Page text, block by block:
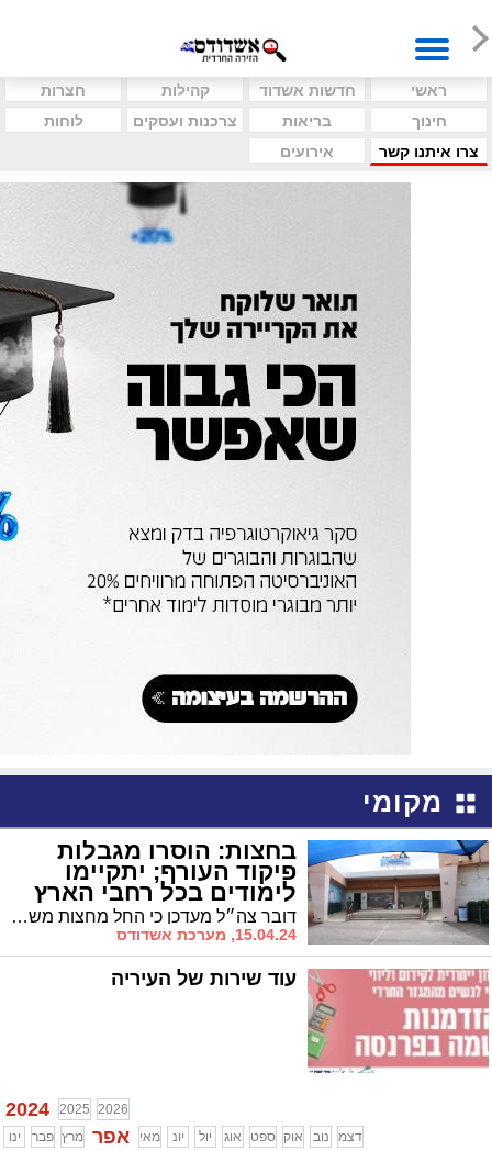
ראשי חדשות אשדוד קהילות
חצרות
חינוך
בריאות צרכנות ועסקים
לוחות
צרו איתנו קשר
אירועים
מקומי
בחצות: הוסרו מגבלות
פיקוד העורף; יתקיימו
לימודים בכל רחבי הארץ
דובר צה״ל מעדכן כי החל מחצות משתנות הנחיות פיקוד העורף ואין עוד איסור על קיום פעילויות חינוכיות ברחבי הארץ
15.04.24, מערכת אשדודס
עוד שירות של העיריה
2024 2025 2026
ינו
פבר מרץ אפר מאי יונ יול אוג ספט אוק נוב
דצמ